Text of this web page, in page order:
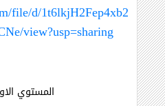
file/d/1t6lkjH2Fep4xb2
view?usp=sharing
المستوي